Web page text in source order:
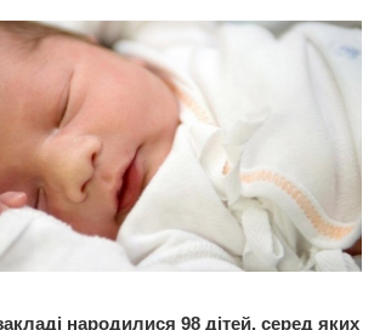
народилися 98 дітей, серед яких